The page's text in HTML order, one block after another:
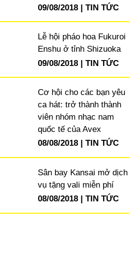
09/08/2018 TIN TỨC
Lễ hội pháo hoa Fukuroi
Enshu ở tỉnh Shizuoka
09/08/2018
TIN TỨC
Cơ hội cho các bạn yêu
ca hát: trở thành thành
viên nhóm nhạc nam
quốc tế của Avex
08/08/2018
TIN TỨC
Sân bay Kansai mở dịch
vụ tặng vali miễn phí
08/08/2018
TIN TỨC